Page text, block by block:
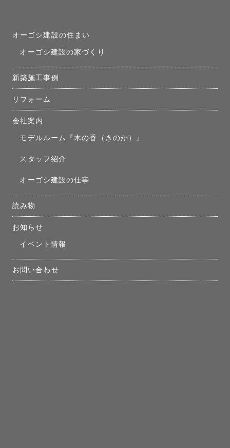
オーゴシ建設の住まい
オーゴシ建設の家づくり
新築施工事例
リフォーム
会社案内
モデルルーム『木の香（きのか）』
スタッフ紹介
オーゴシ建設の仕事
読み物
お知らせ
イベント情報
お問い合わせ